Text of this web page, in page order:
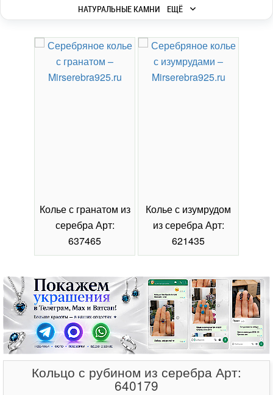
НАТУРАЛЬНЫЕ КАМНИ
ЕЩЁ
Колье с гранатом из
серебра Арт:
637465
Колье с изумрудом
из серебра Арт:
621435
Кольцо с рубином из серебра Арт:
640179